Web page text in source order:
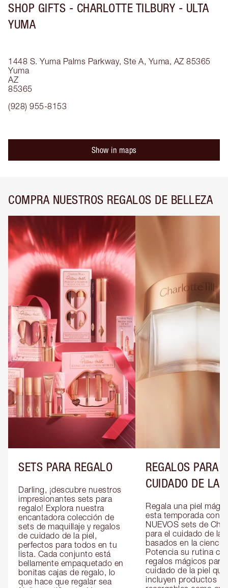
SHOP GIFTS - CHARLOTTE TILBURY - ULTA
YUMA
1448 S. Yuma Palms Parkway, Ste A, Yuma, AZ 85365
Yuma
AZ
85365
(928) 955-8153
Show in maps
COMPRA NUESTROS REGALOS DE BELLEZA
SETS PARA REGALO
Darling, ¡descubre nuestros
impresionantes sets para
regalo! Explora nuestra
encantadora colección de
sets de maquillaje y regalos
de cuidado de la piel,
perfectos para todos en tu
lista. Cada conjunto está
bellamente empaquetado en
bonitas cajas de regalo, lo
que hace que regalar sea
REGALOS PARA
CUIDADO DE LA
Regala una piel
esta temporada con
NUEVOS sets de
para el cuidado de la
basados en la ciencia.
Potencia su rutina
regalos mágicos para
cuidado de la piel que
incluyen productos